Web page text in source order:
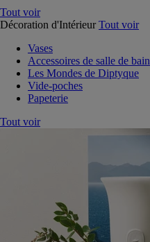
Tout voir
Décoration d'Intérieur Tout voir
Vases
Accessoires de salle de bain
Les Mondes de Diptyque
Vide-poches
Papeterie
Tout voir